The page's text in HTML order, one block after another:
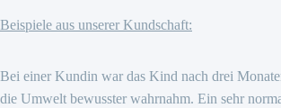
Beispiele aus unserer Kundschaft:
Bei einer Kundin war das Kind nach drei
die Umwelt bewusster wahrnahm. Ein sehr